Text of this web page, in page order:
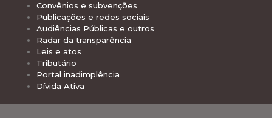
Convênios e subvenções
Publicações e redes sociais
Audiências Públicas e outros
Radar da transparência
Leis e atos
Tributário
Portal inadimplência
Dívida Ativa